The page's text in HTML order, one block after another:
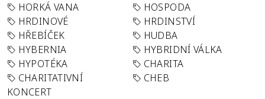
HORKÁ VANA
HOSPODA
HRDINOVÉ
HRDINSTVÍ
HŘEBÍČEK
HUDBA
HYBERNIA
HYBRIDNÍ VÁLKA
HYPOTÉKA
CHARITA
CHARITATIVNÍ
KONCERT
CHEB